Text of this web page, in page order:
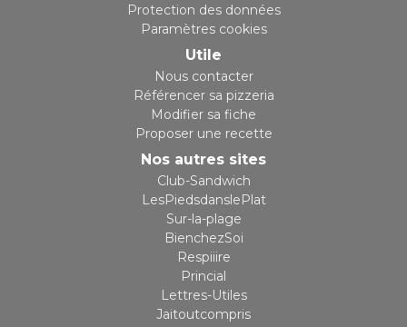
Protection des données
Paramètres cookies
Utile
Nous contacter
Référencer sa pizzeria
Modifier sa fiche
Proposer une recette
Nos autres sites
Club-Sandwich
LesPiedsdanslePlat
Sur-la-plage
BienchezSoi
Respiiire
Princial
Lettres-Utiles
Jaitoutcompris